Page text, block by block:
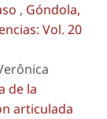
, Góndola,
Vol. 20
de la
articulada